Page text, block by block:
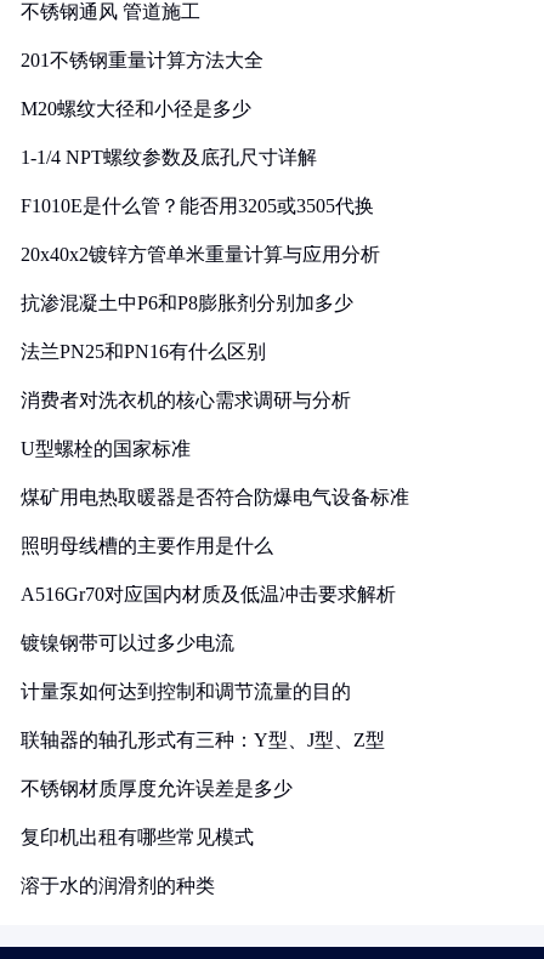
不锈钢通风 管道施工
201不锈钢重量计算方法大全
M20螺纹大径和小径是多少
1-1/4 NPT螺纹参数及底孔尺寸详解
F1010E是什么管？能否用3205或3505代换
20x40x2镀锌方管单米重量计算与应用分析
抗渗混凝土中P6和P8膨胀剂分别加多少
法兰PN25和PN16有什么区别
消费者对洗衣机的核心需求调研与分析
U型螺栓的国家标准
煤矿用电热取暖器是否符合防爆电气设备标准
照明母线槽的主要作用是什么
A516Gr70对应国内材质及低温冲击要求解析
镀镍钢带可以过多少电流
计量泵如何达到控制和调节流量的目的
联轴器的轴孔形式有三种：Y型、J型、Z型
不锈钢材质厚度允许误差是多少
复印机出租有哪些常见模式
溶于水的润滑剂的种类